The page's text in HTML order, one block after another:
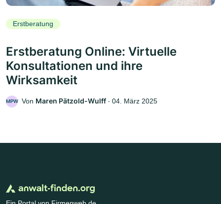
Erstberatung
Erstberatung Online: Virtuelle
Konsultationen und ihre
Wirksamkeit
MPW Von Maren Pätzold-Wulff ‧ 04. März 2025